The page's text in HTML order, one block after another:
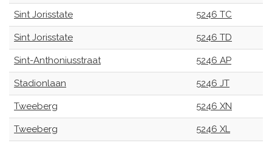
Sint Jorisstate 5246 TC
Sint Jorisstate 5246 TD
Sint-Anthoniusstraat 5246 AP
Stadionlaan 5246 JT
Tweeberg 5246 XN
Tweeberg 5246 XL